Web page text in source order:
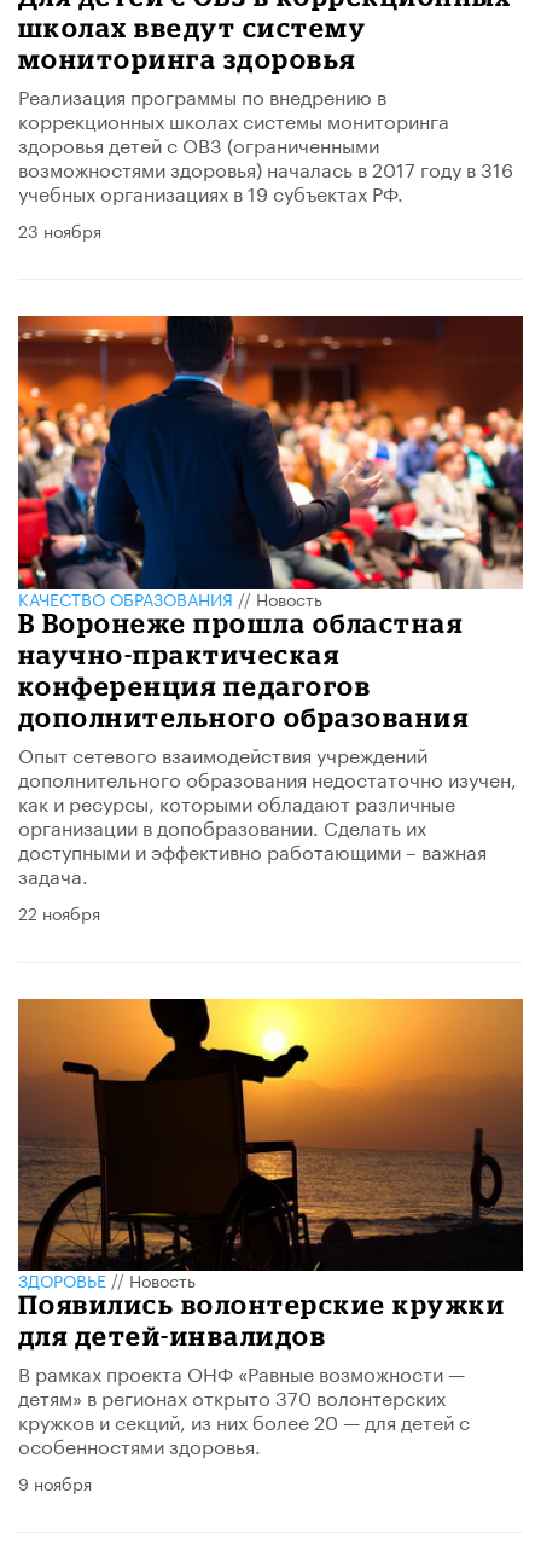
школах введут систему
мониторинга здоровья
Реализация программы по внедрению в
коррекционных школах системы мониторинга
здоровья детей с ОВЗ (ограниченными
возможностями здоровья) началась в 2017 году в 316
учебных организациях в 19 субъектах РФ.
23 ноября
КАЧЕСТВО ОБРАЗОВАНИЯ//Новость
В Воронеже прошла областная
научно-практическая
конференция педагогов
дополнительного образования
Опыт сетевого взаимодействия учреждений
дополнительного образования недостаточно изучен,
как и ресурсы, которыми обладают различные
организации в допобразовании. Сделать их
доступными и эффективно работающими – важная
задача.
22 ноября
ЗДОРОВЬЕ//Новость
Появились волонтерские кружки
для детей-инвалидов
В рамках проекта ОНФ «Равные возможности —
детям» в регионах открыто 370 волонтерских
кружков и секций, из них более 20 — для детей с
особенностями здоровья.
9 ноября